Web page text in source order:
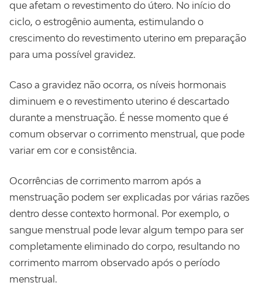
que afetam o revestimento do útero. No início do
ciclo, o estrogênio aumenta, estimulando o
crescimento do revestimento uterino em preparação
para uma possível gravidez.
Caso a gravidez não ocorra, os níveis hormonais
diminuem e o revestimento uterino é descartado
durante a menstruação. É nesse momento que é
comum observar o corrimento menstrual, que pode
variar em cor e consistência.
Ocorrências de corrimento marrom após a
menstruação podem ser explicadas por várias razões
dentro desse contexto hormonal. Por exemplo, o
sangue menstrual pode levar algum tempo para ser
completamente eliminado do corpo, resultando no
corrimento marrom observado após o período
menstrual.